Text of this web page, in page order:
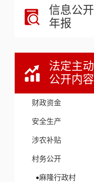
信息公开
年报
法定主动
公开内容
财政资金
安全生产
涉农补贴
村务公开
麻隆行政村